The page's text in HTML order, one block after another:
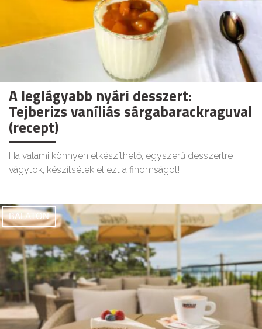
A leglágyabb nyári desszert:
Tejberizs vaníliás sárgabarackraguval
(recept)
Ha valami könnyen elkészíthető, egyszerű desszertre
vágytok, készítsétek el ezt a finomságot!
BALATON